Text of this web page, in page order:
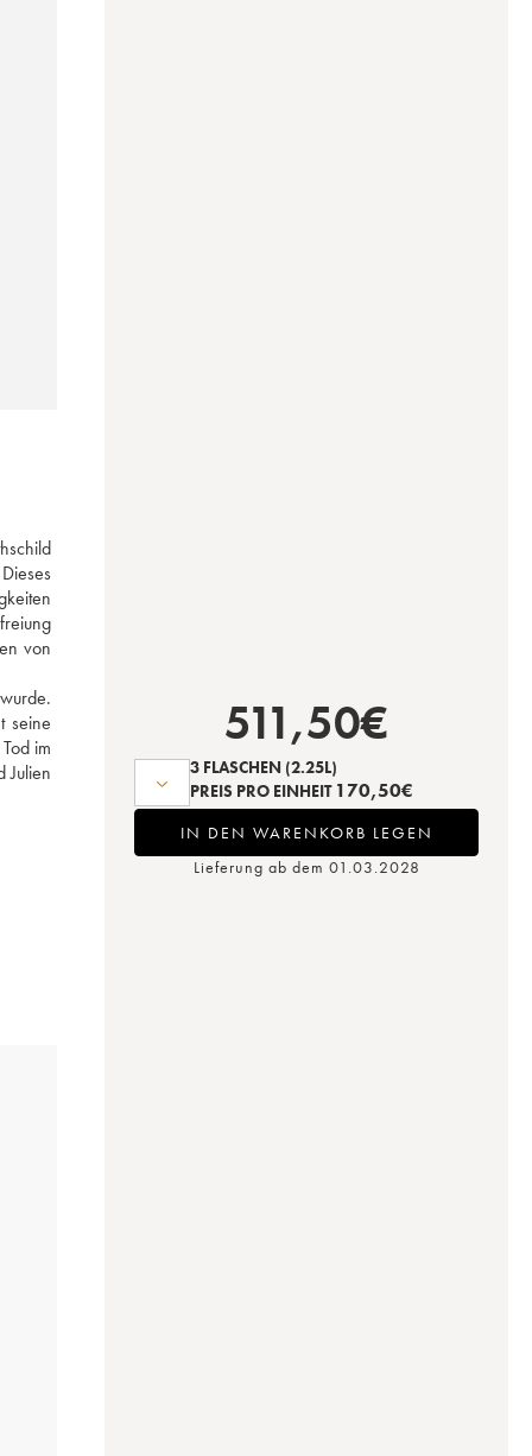
von
seine
im
Julien
511,50€
3 FLASCHEN (2.25L)
PREIS PRO EINHEIT 170,50€
IN DEN WARENKORB LEGEN
Lieferung ab dem 01.03.2028